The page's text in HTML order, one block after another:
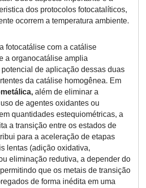
dos protocolos fotocatalíticos,
ocorrem a temperatura ambiente.
fotocatálise com a catálise
a organocatálise amplia
de aplicação dessas duas
da catálise homogênea. Em
além de eliminar a
de agentes oxidantes ou
quantidades estequiométricas, a
a transição entre os estados de
para a aceleração de etapas
lentas (adição oxidativa,
eliminação redutiva, a depender do
que os metais de transição
de forma inédita em uma